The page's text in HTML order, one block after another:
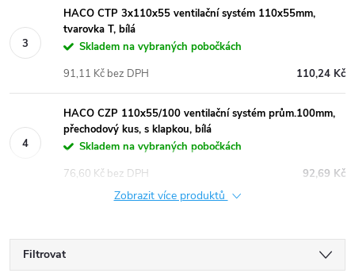
HACO CTP 3x110x55 ventilační systém 110x55mm,
tvarovka T, bílá
Skladem na vybraných pobočkách
110,24 Kč
91,11 Kč bez DPH
HACO CZP 110x55/100 ventilační systém prům.100mm,
přechodový kus, s klapkou, bílá
Skladem na vybraných pobočkách
92,69 Kč
76,60 Kč bez DPH
Zobrazit více produktů
Filtrovat